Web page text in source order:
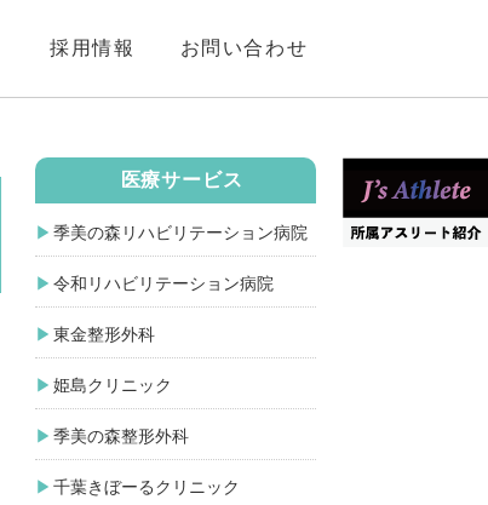
採用情報 お問い合わせ
医療サービス
季美の森リハビリテーション病院
令和リハビリテーション病院
東金整形外科
姫島クリニック
季美の森整形外科
千葉きぼーるクリニック